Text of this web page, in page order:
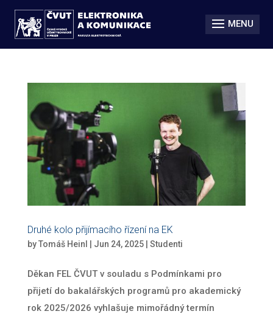
Druhé kolo přijímacího řízení na EK
byTomáš Heinl | Jun 24, 2025| Studenti
Děkan FEL ČVUT v souladu s Podmínkami pro
přijetí do bakalářských programů pro akademický
rok 2025/2026 vyhlašuje mimořádný termín